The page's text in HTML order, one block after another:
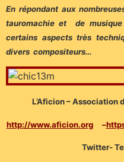
En répondant aux
tauromachie et de musique
certains aspects très
divers compositeurs…
L’Aficion – Association
http://www.aficion.org–
Twitter-